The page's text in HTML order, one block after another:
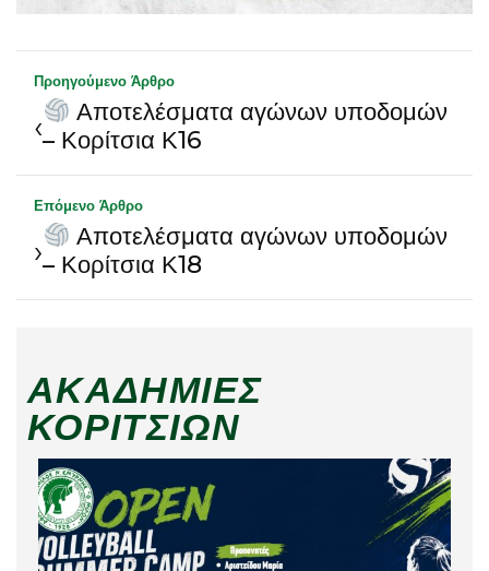
Προηγούμενο Άρθρο
‹
Αποτελέσματα αγώνων υποδομών
– Κορίτσια Κ16
Επόμενο Άρθρο
›
Αποτελέσματα αγώνων υποδομών
– Κορίτσια Κ18
ΑΚΑΔΗΜΊΕΣ
ΚΟΡΙΤΣΙΏΝ